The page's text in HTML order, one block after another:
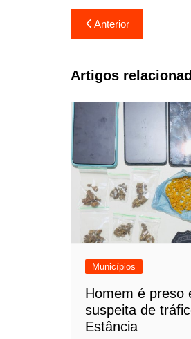
Navegação
de
Post
Anterior
Artigos
Municípios
Homem é preso
suspeita de
Estância